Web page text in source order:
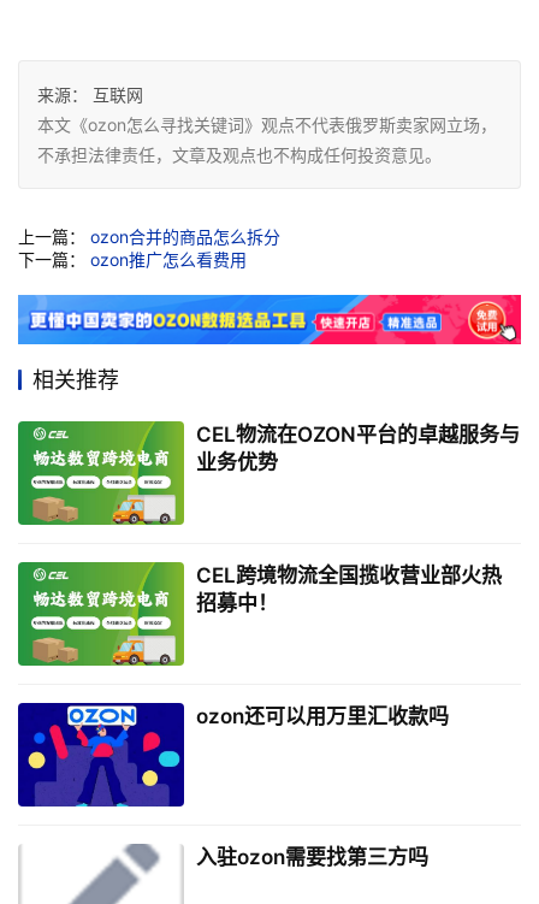
来源：
互联网
本文《ozon怎么寻找关键词》观点不代表俄罗斯卖家网立场，
不承担法律责任，文章及观点也不构成任何投资意见。
上一篇： ozon合并的商品怎么拆分
下一篇： ozon推广怎么看费用
相关推荐
CEL物流在OZON平台的卓越服务与
业务优势
CEL跨境物流全国揽收营业部火热
招募中！
ozon还可以用万里汇收款吗
入驻ozon需要找第三方吗